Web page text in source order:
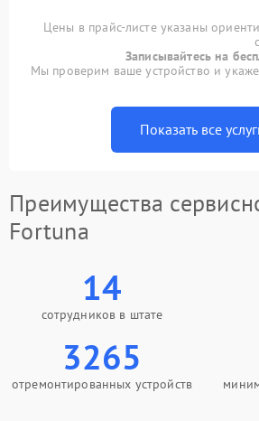
Цены в прайс-листе указаны
Записывайтесь на
Мы проверим ваше устройство и
Показать все
Преимущества
Fortuna
14
сотрудников в штате
3265
отремонтированных устройств